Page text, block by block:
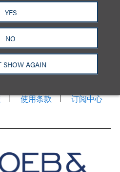
YES
NO
SHOW AGAIN
芝加哥
泰森斯
代表处
香港
使用条款 订阅中心